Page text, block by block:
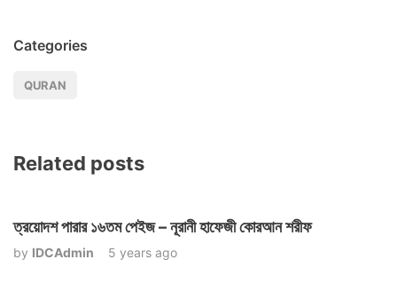
Categories
QURAN
Related posts
ত্রয়োদশ পারার ১৬তম পেইজ – নূরানী হাফেজী কোরআন শরীফ
by IDCAdmin 5 years ago